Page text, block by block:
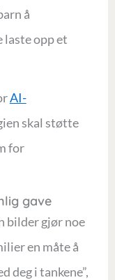
å
laste opp et
AI-
skal støtte
for
gave
bilder gjør noe
en måte å
deg i tankene”,